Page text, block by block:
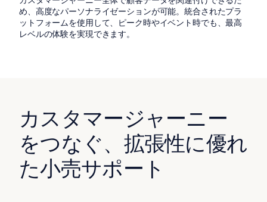
め、高度なパーソナライゼーションが可能。統合されたプラ
ットフォームを使用して、ピーク時やイベント時でも、最高
レベルの体験を実現できます。
カスタマージャーニー
をつなぐ、拡張性に優れ
た小売サポート